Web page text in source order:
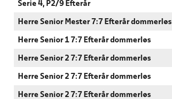
Serie 4, P2/9 Efterår
Herre Senior Mester 7:7 Efterår dommerløs
Herre Senior 1 7:7 Efterår dommerløs
Herre Senior 2 7:7 Efterår dommerløs
Herre Senior 2 7:7 Efterår dommerløs
Herre Senior 2 7:7 Efterår dommerløs